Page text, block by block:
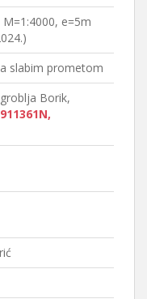
e=5m
slabim prometom
Borik,